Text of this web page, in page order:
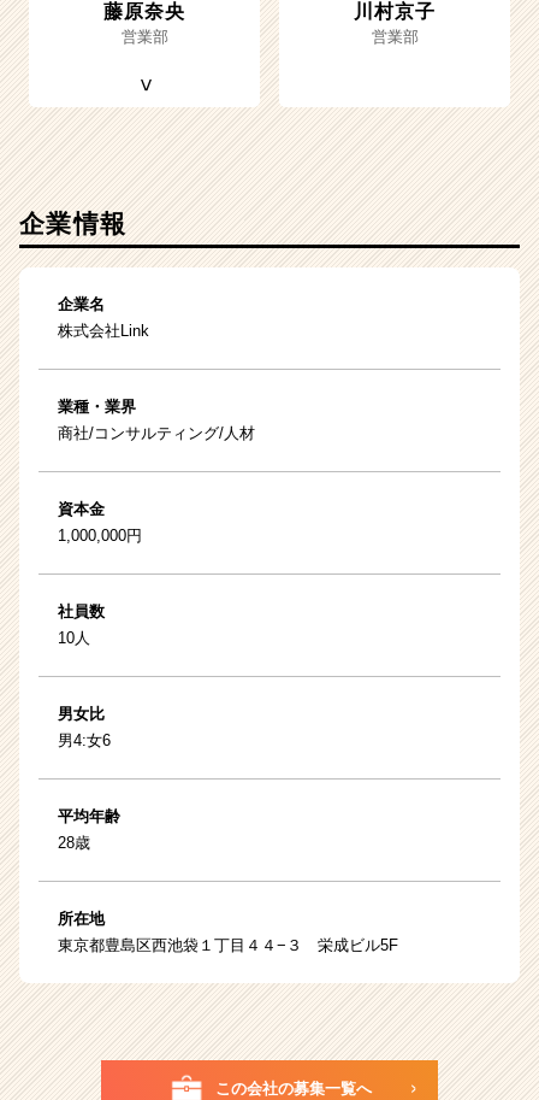
藤原奈央
営業部
川村京子
営業部
企業情報
企業名
株式会社Link
業種・業界
商社/コンサルティング/人材
資本金
1,000,000円
社員数
10人
男女比
男4:女6
平均年齢
28歳
所在地
東京都豊島区西池袋１丁目４４−３ 栄成ビル5F
この会社の募集一覧へ